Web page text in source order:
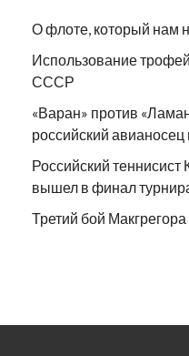
О флоте, который нам
Использование
СССР
«Варан» против
российский
Российский
вышел в финал
Третий бой